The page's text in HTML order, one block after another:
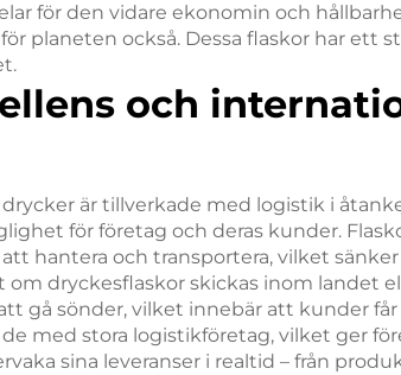
för den vidare ekonomin och
planeten också. Dessa flaskor har ett
och
drycker är tillverkade med logistik i
för företag och deras kunder.
hantera och transportera, vilket
om dryckesflaskor skickas inom landet
gå sönder, vilket innebär att kunder
med stora logistikföretag, vilket ger
sina leveranser i realtid – från